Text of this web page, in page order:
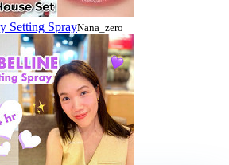
Setting SprayNana_zero